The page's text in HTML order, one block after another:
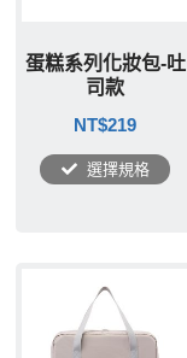
蛋糕系列化妝包-吐
司款
NT$219
選擇規格